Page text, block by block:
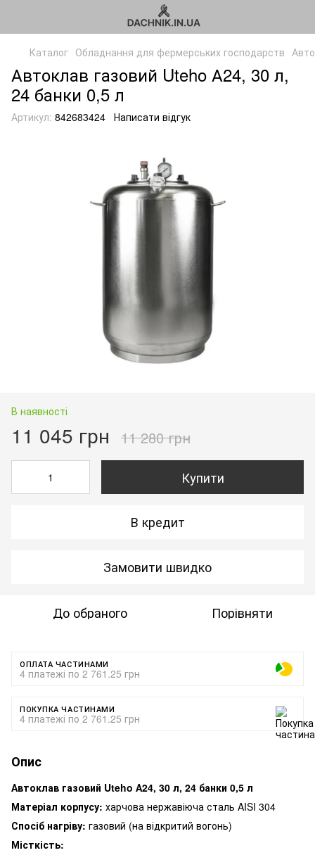
Каталог Обладнання для фермерських господарств
Автоклав газовий Uteho А24, 30 л,
24 банки 0,5 л
Артикул: 842683424 Написати відгук
В наявності
11 045 грн 11 280 грн
Купити
В кредит
Замовити швидко
До обраного Порівняти
ОПЛАТА ЧАСТИНАМИ
4 платежі по 2 761.25 грн
ПОКУПКА ЧАСТИНАМИ
4 платежі по 2 761.25 грн
Опис
Автоклав газовий Uteho А24, 30 л, 24 банки 0,5 л
Матеріал корпусу: харчова нержавіюча сталь AISI 304
Спосіб нагріву: газовий (на відкритий вогонь)
Місткість: